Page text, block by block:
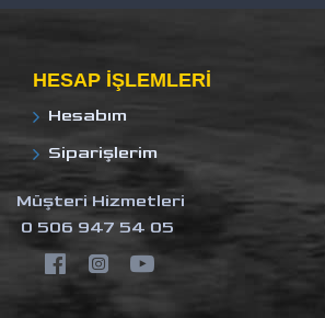
HESAP IŞLEMLERI
Hesabım
Siparişlerim
Müşteri Hizmetleri
0 506 947 54 05